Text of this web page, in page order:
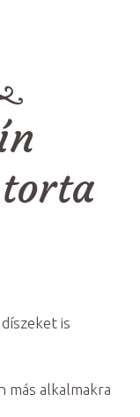
is
más alkalmakra